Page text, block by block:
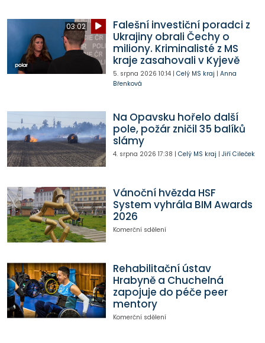
03:02
Falešní investiční poradci z
Ukrajiny obrali Čechy o
miliony. Kriminalisté z MS
kraje zasahovali v Kyjevě
5. srpna 2026 10:14| Celý MS kraj | Anna
Břenková
Na Opavsku hořelo další
pole, požár zničil 35 balíků
slámy
4. srpna 2026 17:38 | Celý MS kraj | Jiří Cileček
Vánoční hvězda HSF
System vyhrála BIM Awards
2026
Komerční sdělení
Rehabilitační ústav
Hrabyně a Chuchelná
zapojuje do péče peer
mentory
Komerční sdělení